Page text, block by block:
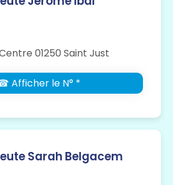
01250 Saint Just
Afficher le N° *
Sarah Belgacem